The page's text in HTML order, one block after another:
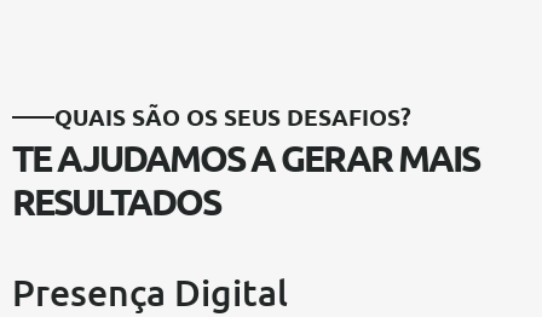
QUAIS SÃO OS SEUS DESAFIOS?
TE AJUDAMOS A GERAR MAIS
RESULTADOS
Presença Digital